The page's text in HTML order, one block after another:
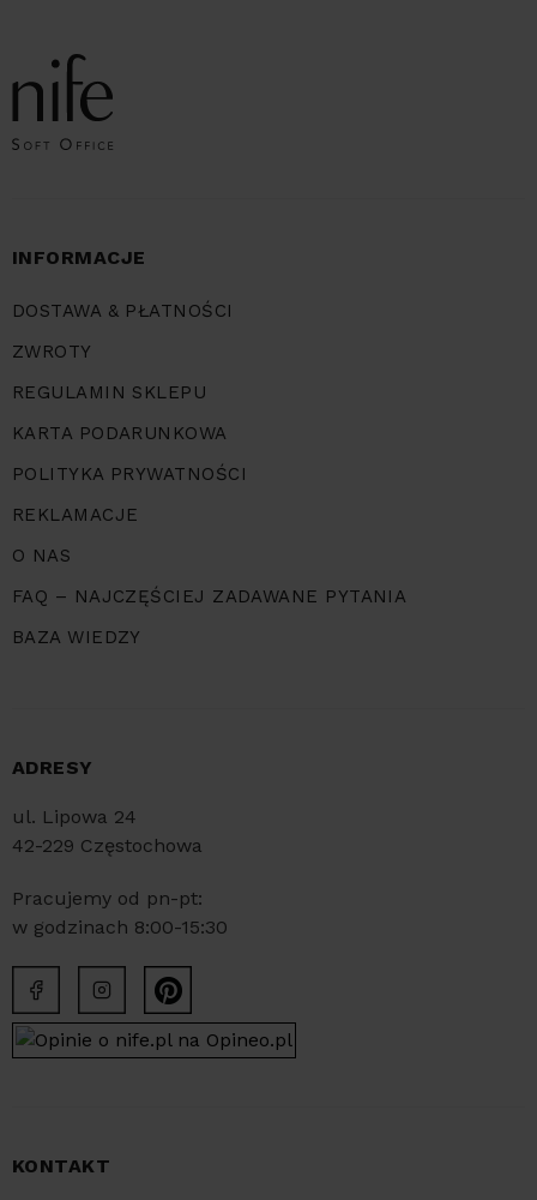
INFORMACJE
DOSTAWA & PŁATNOŚCI
ZWROTY
REGULAMIN SKLEPU
KARTA PODARUNKOWA
POLITYKA PRYWATNOŚCI
REKLAMACJE
O NAS
FAQ – NAJCZĘŚCIEJ ZADAWANE PYTANIA
BAZA WIEDZY
ADRESY
ul. Lipowa 24
42-229 Częstochowa
Pracujemy od pn-pt:
w godzinach 8:00-15:30
KONTAKT